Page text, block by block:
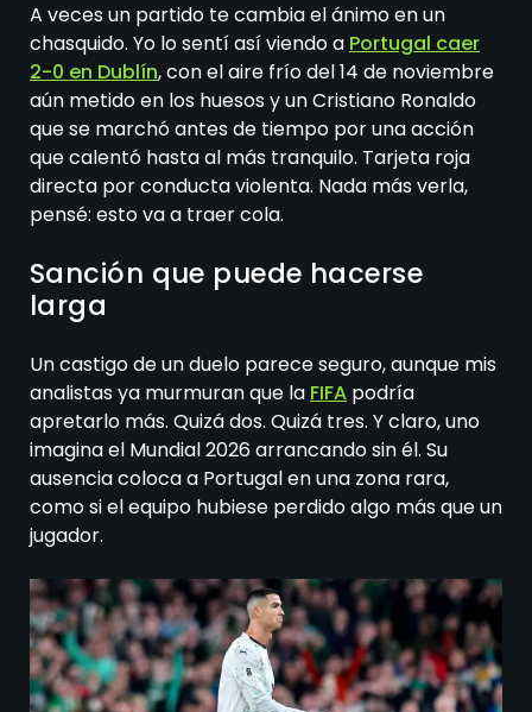
A veces un partido te cambia el ánimo en un
chasquido. Yo lo sentí así viendo a Portugal caer
2-0 en Dublín, con el aire frío del 14 de noviembre
aún metido en los huesos y un Cristiano Ronaldo
que se marchó antes de tiempo por una acción
que calentó hasta al más tranquilo. Tarjeta roja
directa por conducta violenta. Nada más verla,
pensé: esto va a traer cola.
Sanción que puede hacerse
larga
Un castigo de un duelo parece seguro, aunque mis
analistas ya murmuran que la FIFA podría
apretarlo más. Quizá dos. Quizá tres. Y claro, uno
imagina el Mundial 2026 arrancando sin él. Su
ausencia coloca a Portugal en una zona rara,
como si el equipo hubiese perdido algo más que un
jugador.